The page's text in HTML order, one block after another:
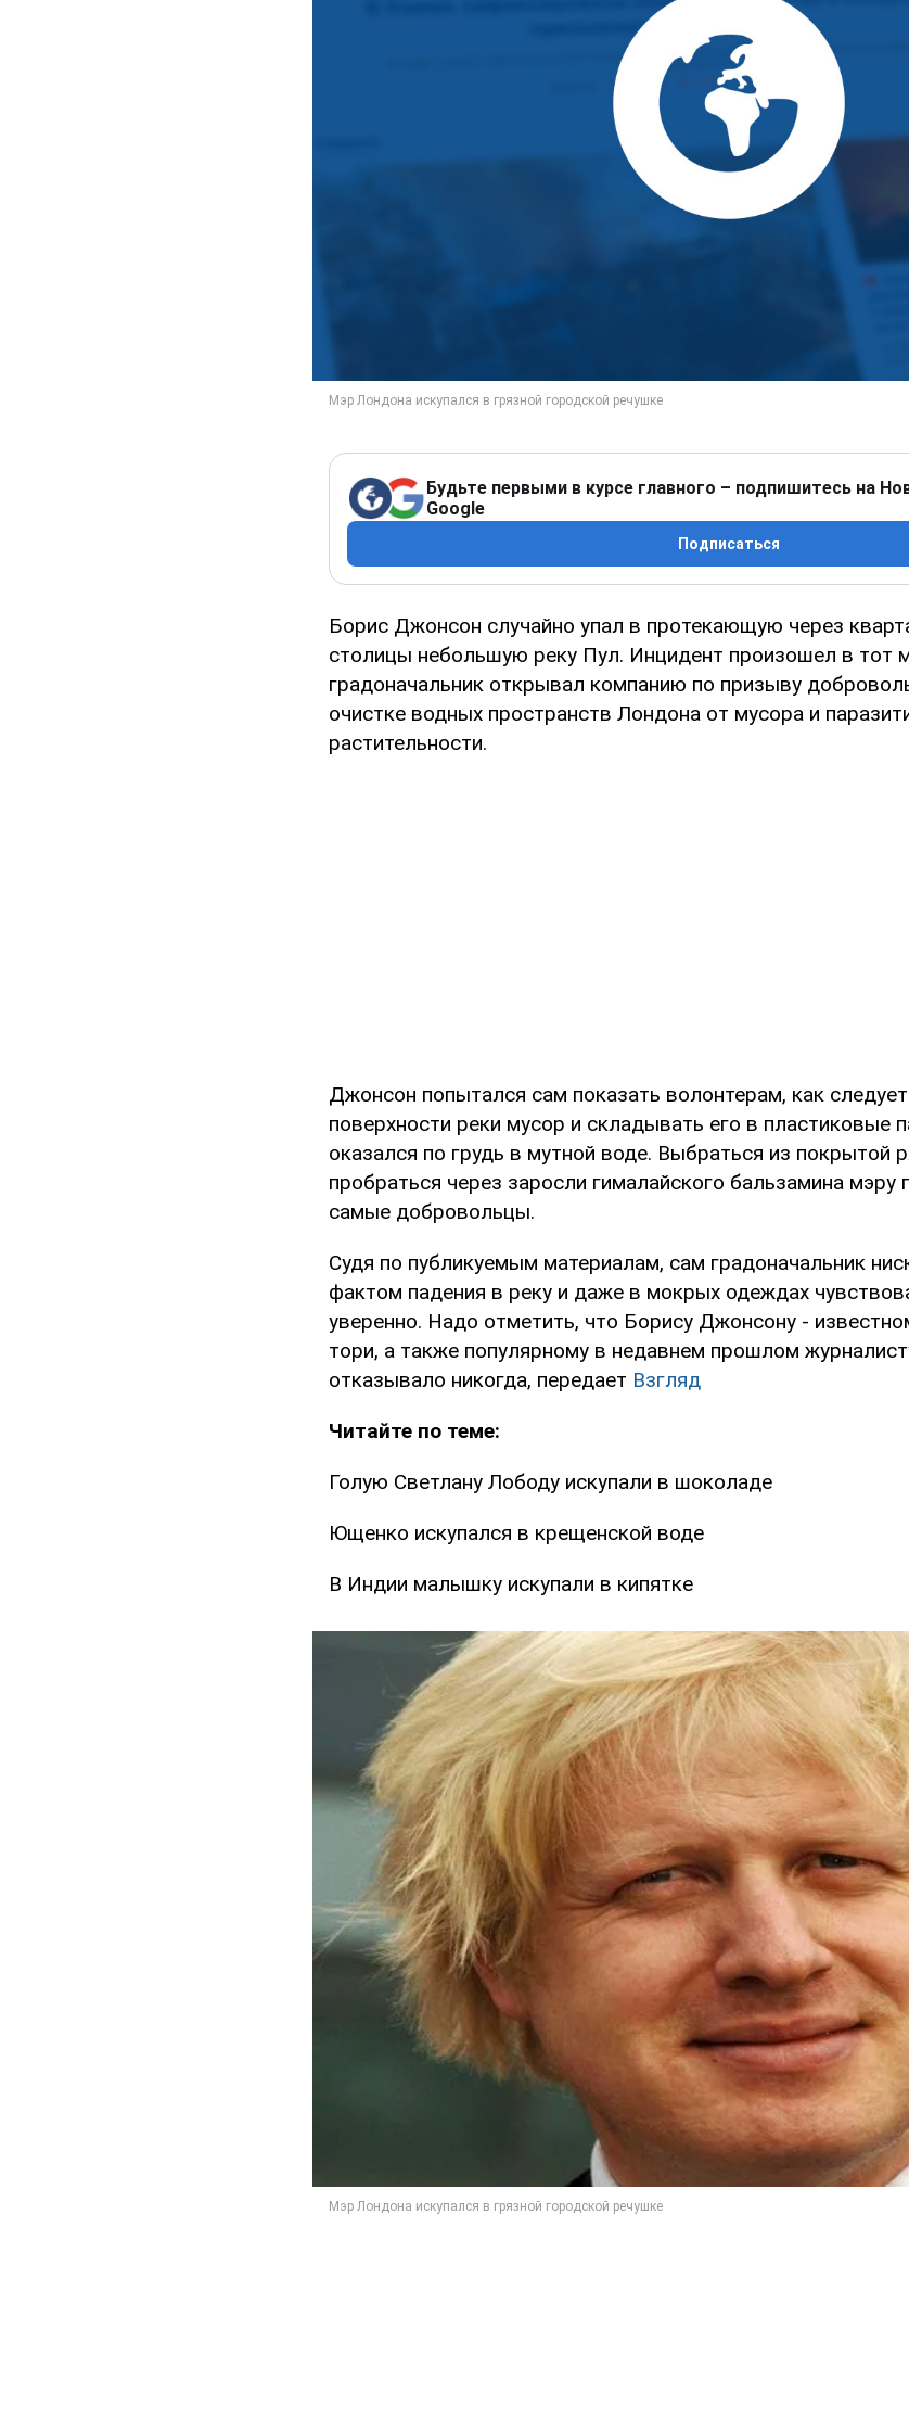
Будьте первыми в курсе главного – подпишитесь на
Google
Подписаться
Борис Джонсон случайно упал в протекающую через
столицы небольшую реку Пул. Инцидент произошел в тот
градоначальник открывал компанию по призыву
очистке водных пространств Лондона от мусора и
растительности.
Джонсон попытался сам показать волонтерам, как
поверхности реки мусор и складывать его в пластиковые
оказался по грудь в мутной воде. Выбраться из покрытой
пробраться через заросли гималайского бальзамина мэру
самые добровольцы.
Судя по публикуемым материалам, сам градоначальник
фактом падения в реку и даже в мокрых одеждах
уверенно. Надо отметить, что Борису Джонсону -
тори, а также популярному в недавнем прошлом
отказывало никогда, передает Взгляд
Читайте по теме:
Голую Светлану Лободу искупали в шоколаде
Ющенко искупался в крещенской воде
В Индии малышку искупали в кипятке